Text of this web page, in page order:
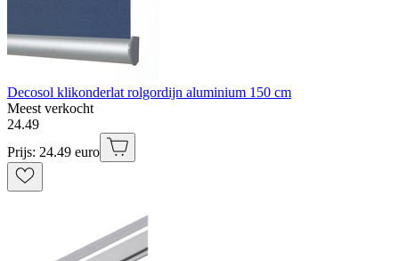
Decosol klikonderlat rolgordijn aluminium 150 cm
Meest verkocht
24.49
Prijs: 24.49 euro